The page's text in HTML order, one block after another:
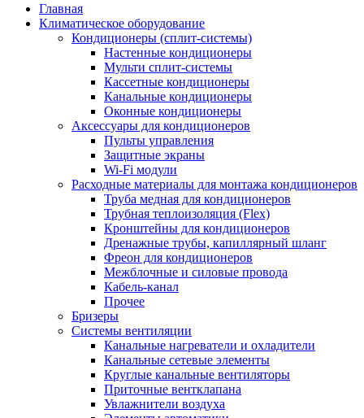
Главная
Климатическое оборудование
Кондиционеры (сплит-системы)
Настенные кондиционеры
Мульти сплит-системы
Кассетные кондиционеры
Канальные кондиционеры
Оконные кондиционеры
Аксессуары для кондиционеров
Пульты управления
Защитные экраны
Wi-Fi модули
Расходные материалы для монтажа кондиционеров
Труба медная для кондиционеров
Трубная теплоизоляция (Flex)
Кронштейны для кондиционеров
Дренажные трубы, капиллярный шланг
Фреон для кондиционеров
Межблочные и силовые провода
Кабель-канал
Прочее
Бризеры
Системы вентиляции
Канальные нагреватели и охладители
Канальные сетевые элементы
Круглые канальные вентиляторы
Приточные вентклапана
Увлажнители воздуха